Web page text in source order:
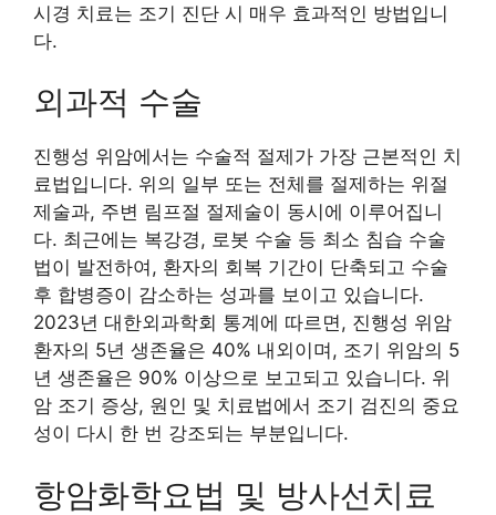
시경 치료는 조기 진단 시 매우 효과적인 방법입니
다.
외과적 수술
진행성 위암에서는 수술적 절제가 가장 근본적인 치
료법입니다. 위의 일부 또는 전체를 절제하는 위절
제술과, 주변 림프절 절제술이 동시에 이루어집니
다. 최근에는 복강경, 로봇 수술 등 최소 침습 수술
법이 발전하여, 환자의 회복 기간이 단축되고 수술
후 합병증이 감소하는 성과를 보이고 있습니다.
2023년 대한외과학회 통계에 따르면, 진행성 위암
환자의 5년 생존율은 40% 내외이며, 조기 위암의 5
년 생존율은 90% 이상으로 보고되고 있습니다. 위
암 조기 증상, 원인 및 치료법에서 조기 검진의 중요
성이 다시 한 번 강조되는 부분입니다.
항암화학요법 및 방사선치료